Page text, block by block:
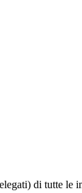
di tutte le